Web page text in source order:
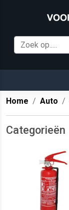
Home Auto
Categorieën